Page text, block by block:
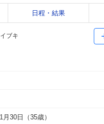
日程・結果
ブキ
月30日（35歳）